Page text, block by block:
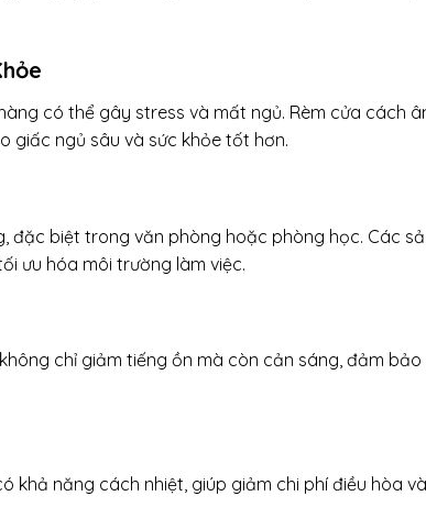
có thể gây stress và mất ngủ. Rèm cửa cách
giấc ngủ sâu và sức khỏe tốt hơn.
đặc biệt trong văn phòng hoặc phòng học. Các
ưu hóa môi trường làm việc.
chỉ giảm tiếng ồn mà còn cản sáng, đảm bảo
khả năng cách nhiệt, giúp giảm chi phí điều hòa